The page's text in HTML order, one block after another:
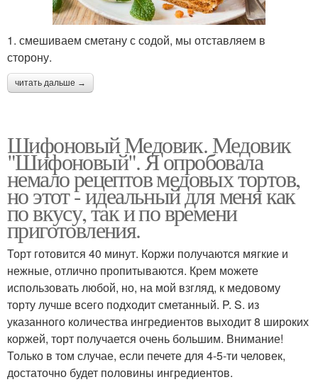
1. смешиваем сметану с содой, мы отставляем в
сторону.
читать дальше →
Шифоновый Медовик. Медовик
"Шифоновый". Я опробовала
немало рецептов медовых тортов,
но этот - идеальный для меня как
по вкусу, так и по времени
приготовления.
Торт готовится 40 минут. Коржи получаются мягкие и
нежные, отлично пропитываются. Крем можете
использовать любой, но, на мой взгляд, к медовому
торту лучше всего подходит сметанный. P. S. из
указанного количества ингредиентов выходит 8 широких
коржей, торт получается очень большим. Внимание!
Только в том случае, если печете для 4-5-ти человек,
достаточно будет половины ингредиентов.